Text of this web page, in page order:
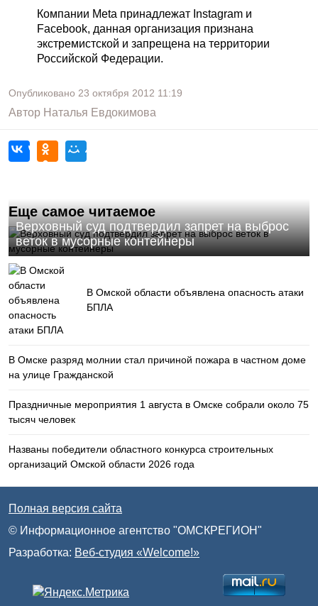
Компании Meta принадлежат Instagram и
Facebook, данная организация признана
экстремистской и запрещена на территории
Российской Федерации.
Опубликовано 23 октября 2012 11:19
Автор Наталья Евдокимова
Еще самое читаемое
Верховный суд подтвердил запрет на выброс
веток в мусорные контейнеры
В Омской области объявлена опасность атаки
БПЛА
В Омске разряд молнии стал причиной пожара в частном доме
на улице Гражданской
Праздничные мероприятия 1 августа в Омске собрали около 75
тысяч человек
Названы победители областного конкурса строительных
организаций Омской области 2026 года
Полная версия сайта
© Информационное агентство "ОМСКРЕГИОН"
Разработка: Веб-студия «Welcome!»